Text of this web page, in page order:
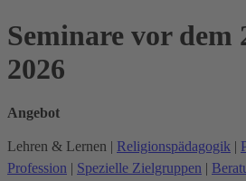
Seminare vor dem
2026
Angebot
Lehren & Lernen | Religionspädagogik |
Profession | Spezielle Zielgruppen |